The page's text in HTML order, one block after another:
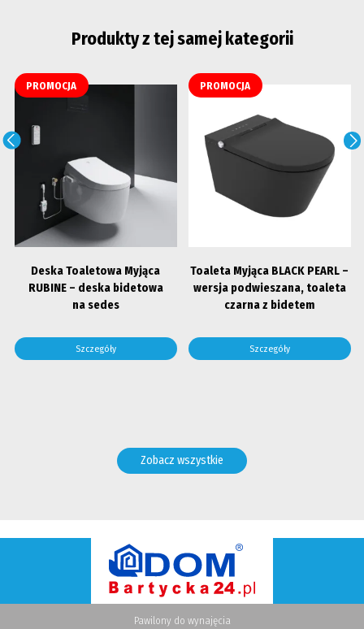
Produkty z tej samej kategorii
PROMOCJA
Deska Toaletowa Myjąca
RUBINE – deska bidetowa
na sedes
Szczegóły
PROMOCJA
Toaleta Myjąca BLACK PEARL –
wersja podwieszana, toaleta
czarna z bidetem
Szczegóły
Zobacz wszystkie
Pawilony do wynajęcia